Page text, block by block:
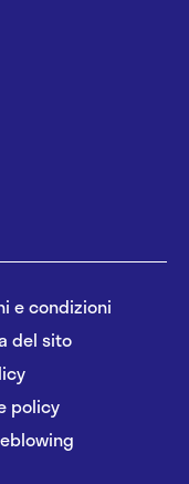
e condizioni
del sito
policy